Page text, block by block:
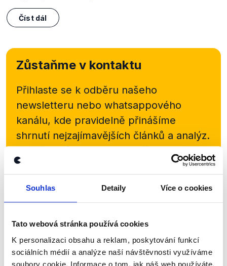
Souhlas Detaily Více o cookies
Tato webová stránka používá cookies
K personalizaci obsahu a reklam, poskytování funkcí
sociálních médií a analýze naší návštěvnosti využíváme
soubory cookie. Informace o tom, jak náš web používáte,
Číst dál
Zůstaňme v kontaktu
Přihlaste se k odběru našeho
newsletteru nebo whatsappového
kanálu, kde pravidelně přinášíme
shrnutí nejzajímavějších článků a analýz.
Začněte nás odebírat, a mějte tak
přehled o tom, jaké dezinformace a
Sociální sítě